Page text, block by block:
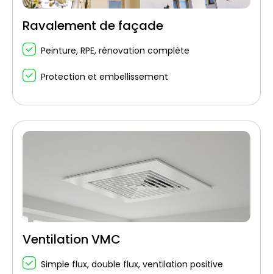
Ravalement de façade
Peinture, RPE, rénovation complète
Protection et embellissement
Ventilation VMC
Simple flux, double flux, ventilation positive